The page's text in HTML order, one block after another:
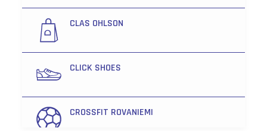
CLAS OHLSON
CLICK SHOES
CROSSFIT ROVANIEMI